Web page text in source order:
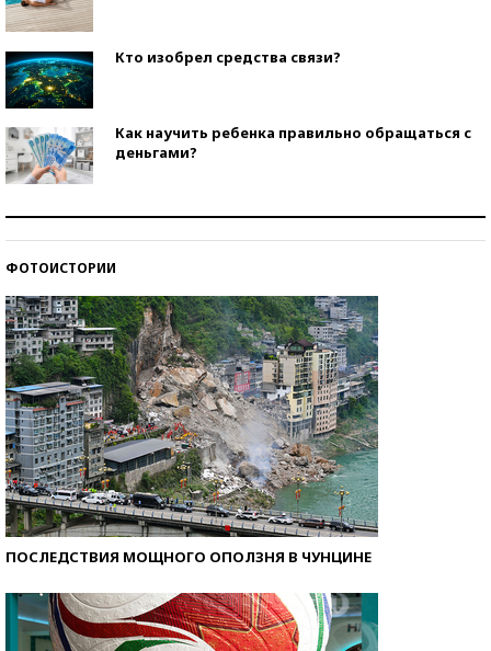
Кто изобрел средства связи?
Как научить ребенка правильно обращаться с
деньгами?
ФОТОИСТОРИИ
ПОСЛЕДСТВИЯ МОЩНОГО ОПОЛЗНЯ В ЧУНЦИНЕ